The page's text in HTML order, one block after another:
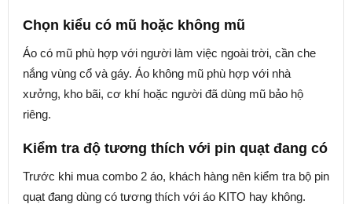
Chọn kiểu có mũ hoặc không mũ
Áo có mũ phù hợp với người làm việc ngoài trời, cần che
nắng vùng cổ và gáy. Áo không mũ phù hợp với nhà
xưởng, kho bãi, cơ khí hoặc người đã dùng mũ bảo hộ
riêng.
Kiểm tra độ tương thích với pin quạt đang có
Trước khi mua combo 2 áo, khách hàng nên kiểm tra bộ pin
quạt đang dùng có tương thích với áo KITO hay không.